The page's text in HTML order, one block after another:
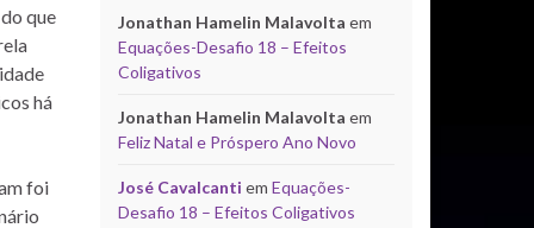
que
há
foi
Jonathan Hamelin Malavolta em
Equações-Desafio 18 – Efeitos
Coligativos
Jonathan Hamelin Malavolta em
Feliz Natal e Próspero Ano Novo
José Cavalcanti em Equações-
Desafio 18 – Efeitos Coligativos